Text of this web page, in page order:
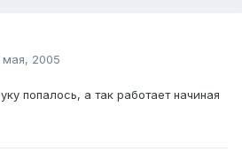
мая, 2005
попалось, а так работает начиная